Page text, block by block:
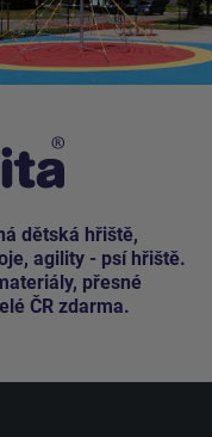
dětská hřiště,
agility - psí hřiště.
přesné
ČR zdarma.